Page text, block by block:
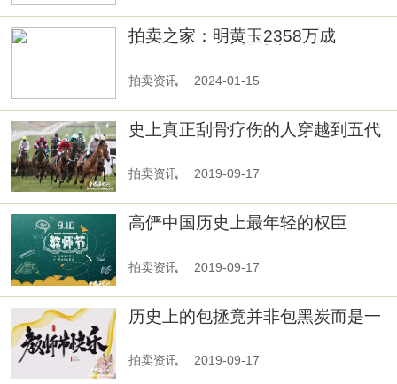
拍卖之家：明黄玉2358万成
拍卖资讯 2024-01-15
史上真正刮骨疗伤的人穿越到五代
拍卖资讯 2019-09-17
高俨中国历史上最年轻的权臣
拍卖资讯 2019-09-17
历史上的包拯竟并非包黑炭而是一
拍卖资讯 2019-09-17